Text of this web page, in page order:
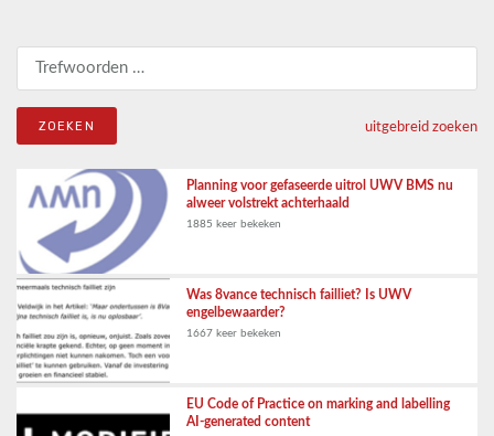
Zoeken naar:
uitgebreid zoeken
Planning voor gefaseerde uitrol UWV BMS nu
alweer volstrekt achterhaald
1885 keer bekeken
Was 8vance technisch failliet? Is UWV
engelbewaarder?
1667 keer bekeken
EU Code of Practice on marking and labelling
AI-generated content